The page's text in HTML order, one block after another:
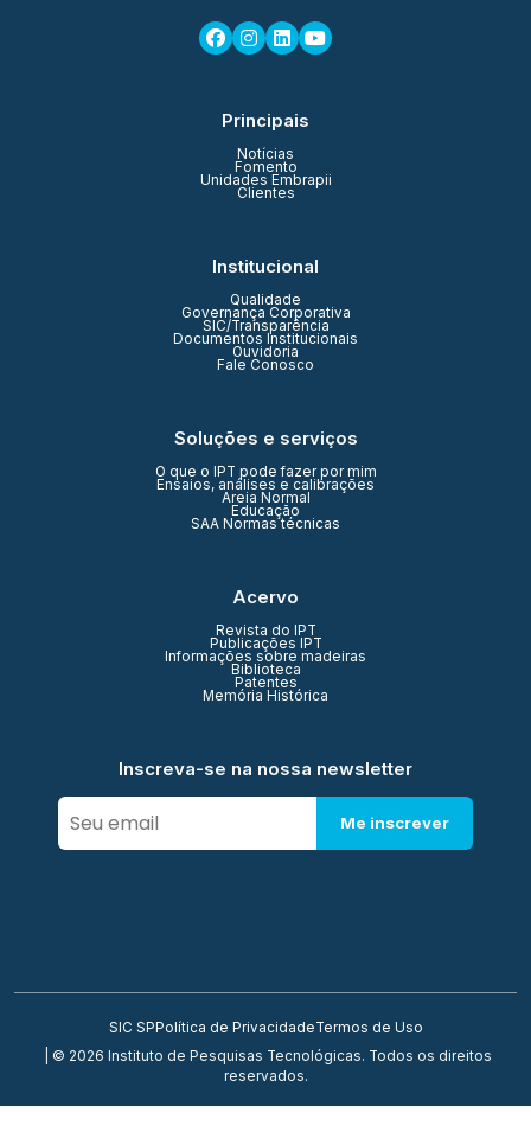
Principais
Notícias
Fomento
Unidades Embrapii
Clientes
Institucional
Qualidade
Governança Corporativa
SIC/Transparência
Documentos Institucionais
Ouvidoria
Fale Conosco
Soluções e serviços
O que o IPT pode fazer por mim
Ensaios, análises e calibrações
Areia Normal
Educação
SAA Normas técnicas
Acervo
Revista do IPT
Publicações IPT
Informações sobre madeiras
Biblioteca
Patentes
Memória Histórica
Inscreva-se na nossa newsletter
Me inscrever
SIC SP Política de PrivacidadeTermos de Uso
| © 2026 Instituto de Pesquisas Tecnológicas. Todos os direitos
reservados.